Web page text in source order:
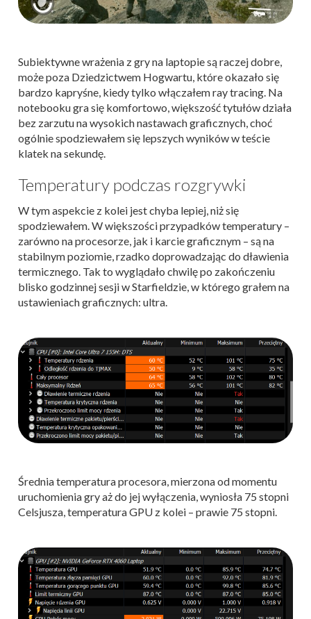
Subiektywne wrażenia z gry na laptopie są raczej dobre,
może poza Dziedzictwem Hogwartu, które okazało się
bardzo kapryśne, kiedy tylko włączałem ray tracing. Na
notebooku gra się komfortowo, większość tytułów działa
bez zarzutu na wysokich nastawach graficznych, choć
ogólnie spodziewałem się lepszych wyników w teście
klatek na sekundę.
Temperatury podczas rozgrywki
W tym aspekcie z kolei jest chyba lepiej, niż się
spodziewałem. W większości przypadków temperatury –
zarówno na procesorze, jak i karcie graficznym – są na
stabilnym poziomie, rzadko doprowadzając do dławienia
termicznego. Tak to wyglądało chwilę po zakończeniu
blisko godzinnej sesji w Starfieldzie, w którego grałem na
ustawieniach graficznych: ultra.
Średnia temperatura procesora, mierzona od momentu
uruchomienia gry aż do jej wyłączenia, wyniosła 75 stopni
Celsjusza, temperatura GPU z kolei – prawie 75 stopni.